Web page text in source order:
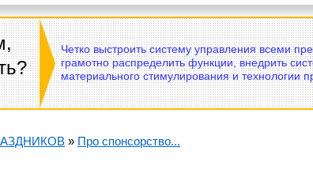
Четко выстроить систему управления всеми
грамотно распределить функции, внедрить
материального стимулирования и технологии
» Про спонсорство...